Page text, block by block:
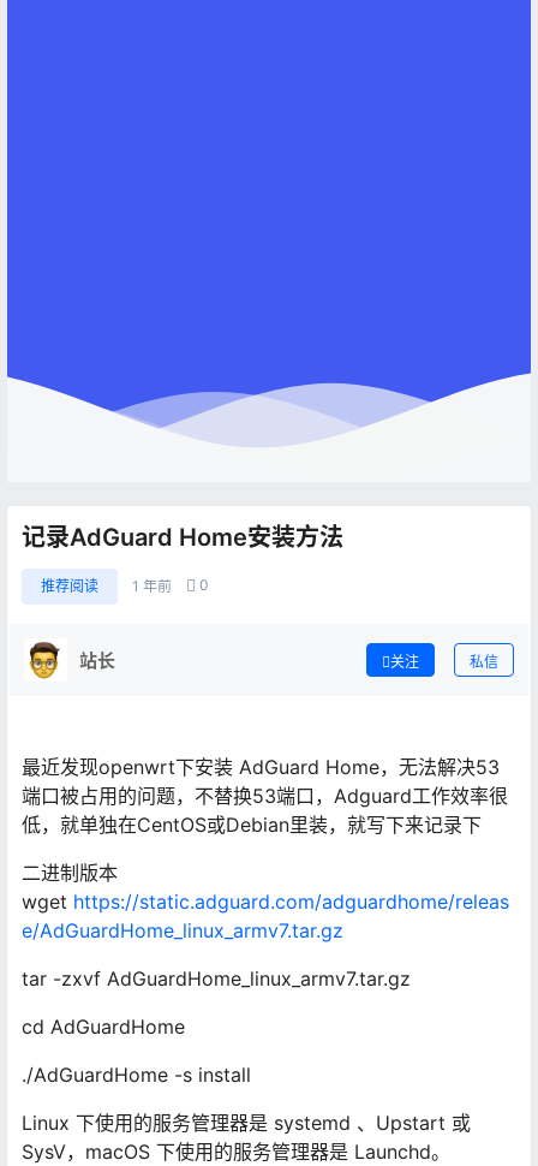
记录AdGuard Home安装方法
推荐阅读 1 年前 0
站长 关注 私信
最近发现openwrt下安装 AdGuard Home，无法解决53
端口被占用的问题，不替换53端口，Adguard工作效率很
低，就单独在CentOS或Debian里装，就写下来记录下
二进制版本
wget https://static.adguard.com/adguardhome/releas
e/AdGuardHome_linux_armv7.tar.gz
tar -zxvf AdGuardHome_linux_armv7.tar.gz
cd AdGuardHome
./AdGuardHome -s install
Linux 下使用的服务管理器是 systemd 、Upstart 或
SysV，macOS 下使用的服务管理器是 Launchd。